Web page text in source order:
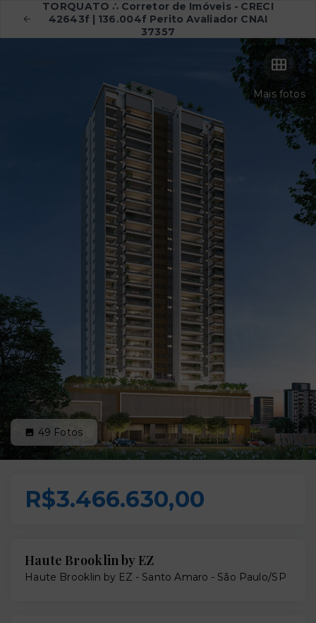
TORQUATO ∴ Corretor de Imóveis - CRECI
42643f | 136.004f Perito Avaliador CNAI
37357
Mais fotos
49 Fotos
R$3.466.630,00
Haute Brooklin by EZ
Haute Brooklin by EZ - Santo Amaro - São Paulo/SP